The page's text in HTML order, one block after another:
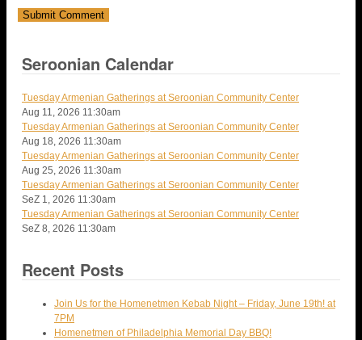
Seroonian Calendar
Tuesday Armenian Gatherings at Seroonian Community Center
Aug 11, 2026 11:30am
Tuesday Armenian Gatherings at Seroonian Community Center
Aug 18, 2026 11:30am
Tuesday Armenian Gatherings at Seroonian Community Center
Aug 25, 2026 11:30am
Tuesday Armenian Gatherings at Seroonian Community Center
SeZ 1, 2026 11:30am
Tuesday Armenian Gatherings at Seroonian Community Center
SeZ 8, 2026 11:30am
Recent Posts
Join Us for the Homenetmen Kebab Night – Friday, June 19th! at
7PM
Homenetmen of Philadelphia Memorial Day BBQ!